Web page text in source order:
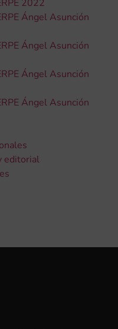
2022
Ángel Asunción
Ángel Asunción
Ángel Asunción
Ángel Asunción
editorial